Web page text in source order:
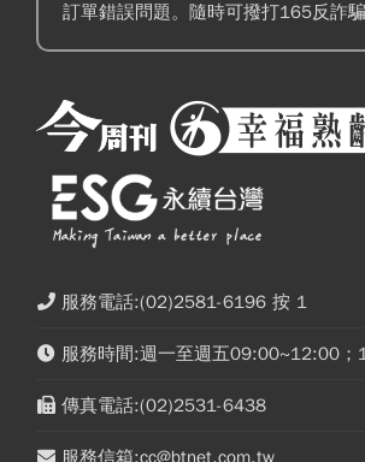
訂單錯誤問題。隨時可撥打165反詐騙
服務電話:(02)2581-6196 按 1
服務時間:週一至週五09:00~12:00
傳真電話:(02)2531-6438
服務信箱:cc@btnet.com.tw